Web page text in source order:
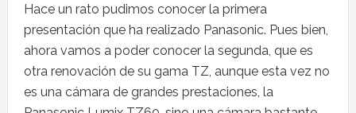
Hace un rato pudimos conocer la primera
presentación que ha realizado Panasonic. Pues bien,
ahora vamos a poder conocer la segunda, que es
otra renovación de su gama TZ, aunque esta vez no
es una cámara de grandes prestaciones, la